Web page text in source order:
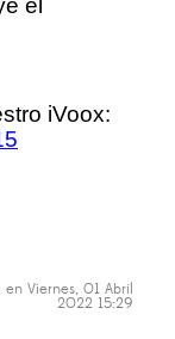
iVoox:
Viernes, 01 Abril
2022 15:29